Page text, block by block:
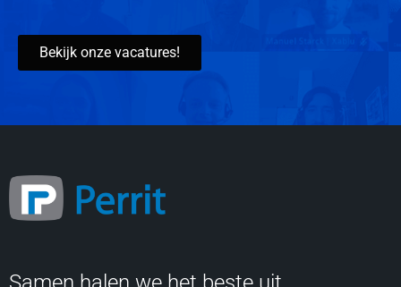
Bekijk onze vacatures!